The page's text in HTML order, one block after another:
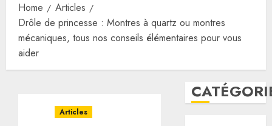
Home
Articles
Drôle de princesse : Montres à quartz ou montres
mécaniques, tous nos conseils élémentaires pour vous
aider
Articles